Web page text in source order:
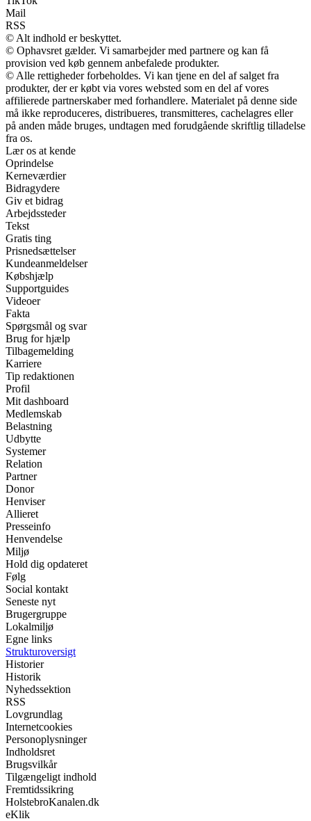
Mail
RSS
© Alt indhold er beskyttet.
© Ophavsret gælder. Vi samarbejder med partnere og kan få
provision ved køb gennem anbefalede produkter.
© Alle rettigheder forbeholdes. Vi kan tjene en del af salget fra
produkter, der er købt via vores websted som en del af vores
affilierede partnerskaber med forhandlere. Materialet på denne side
må ikke reproduceres, distribueres, transmitteres, cachelagres eller
på anden måde bruges, undtagen med forudgående skriftlig tilladelse
fra os.
Lær os at kende
Oprindelse
Kerneværdier
Bidragydere
Giv et bidrag
Arbejdssteder
Tekst
Gratis ting
Prisnedsættelser
Kundeanmeldelser
Købshjælp
Supportguides
Videoer
Fakta
Spørgsmål og svar
Brug for hjælp
Tilbagemelding
Karriere
Tip redaktionen
Profil
Mit dashboard
Medlemskab
Belastning
Udbytte
Systemer
Relation
Partner
Donor
Henviser
Allieret
Presseinfo
Henvendelse
Miljø
Hold dig opdateret
Følg
Social kontakt
Seneste nyt
Brugergruppe
Lokalmiljø
Egne links
Strukturoversigt
Historier
Historik
Nyhedssektion
RSS
Lovgrundlag
Internetcookies
Personoplysninger
Indholdsret
Brugsvilkår
Tilgængeligt indhold
Fremtidssikring
HolstebroKanalen.dk
eKlik